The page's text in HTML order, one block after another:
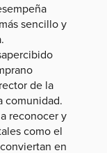
sencillo y
de la
comunidad.
reconocer y
como el
en